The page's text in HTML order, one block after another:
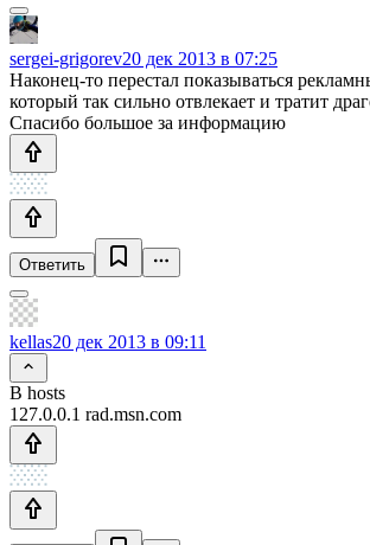
sergei-grigorev20 дек 2013 в 07:25
Наконец-то перестал показываться
который так сильно отвлекает и тратит
Спасибо большое за информацию
Ответить
kellas20 дек 2013 в 09:11
В hosts
127.0.0.1 rad.msn.com